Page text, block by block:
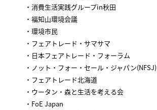
・消費生活実践グループin秋田
・福知山環境会議
・環境市民
・フェアトレード・サマサマ
・日本フェアトレード・フォーラム
・ノット・フォー・セール・ジャパン(NFSJ)
・フェアトレード北海道
・ウータン・森と生活を考える会
・FoE Japan